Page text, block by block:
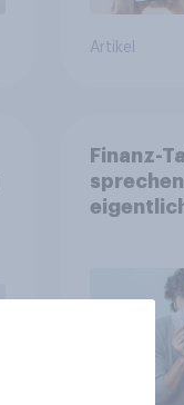
Artikel
Finanz-